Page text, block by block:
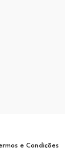
e Condições